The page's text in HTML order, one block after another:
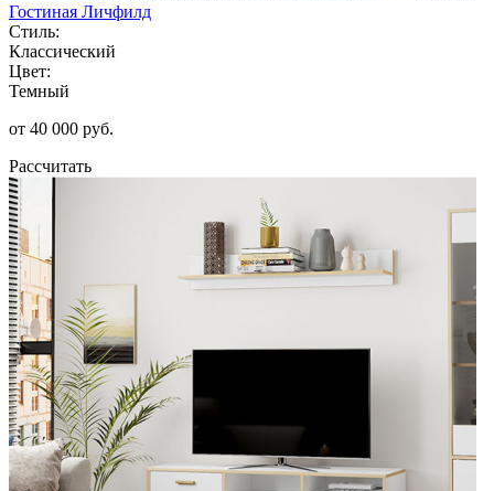
Гостиная Личфилд
Стиль:
Классический
Цвет:
Темный
от 40 000 руб.
Рассчитать